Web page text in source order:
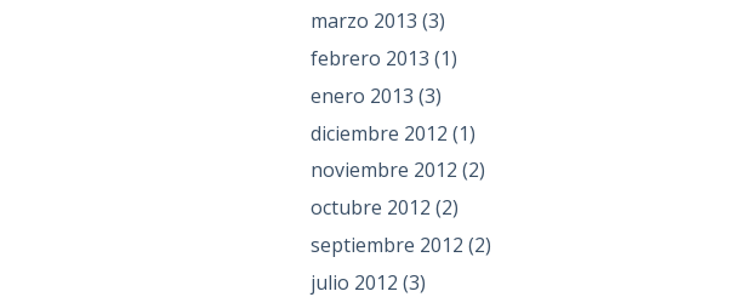
marzo 2013 (3)
febrero 2013 (1)
enero 2013 (3)
diciembre 2012 (1)
noviembre 2012 (2)
octubre 2012 (2)
septiembre 2012 (2)
julio 2012 (3)